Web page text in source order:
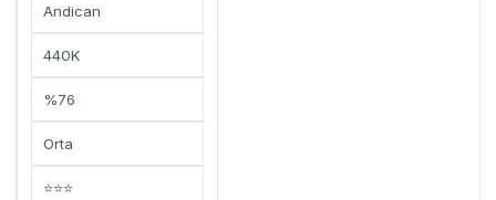
Andican
440K
%76
Orta
⭐⭐⭐